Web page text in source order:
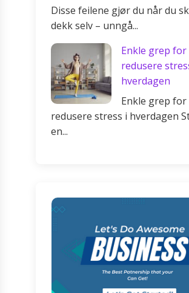
Disse feilene gjør du når du
dekk selv – unngå...
Enkle grep for
redusere
hverdagen
Enkle grep for
redusere stress i hverdagen
en...